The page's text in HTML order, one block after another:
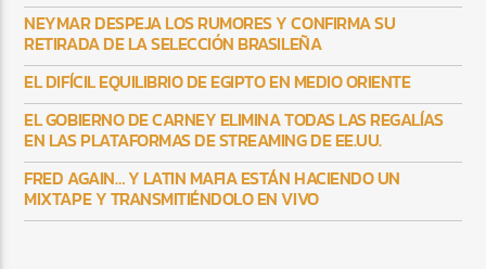
NEYMAR DESPEJA LOS RUMORES Y CONFIRMA SU
RETIRADA DE LA SELECCIÓN BRASILEÑA
EL DIFÍCIL EQUILIBRIO DE EGIPTO EN MEDIO ORIENTE
EL GOBIERNO DE CARNEY ELIMINA TODAS LAS REGALÍAS
EN LAS PLATAFORMAS DE STREAMING DE EE.UU.
FRED AGAIN… Y LATIN MAFIA ESTÁN HACIENDO UN
MIXTAPE Y TRANSMITIÉNDOLO EN VIVO